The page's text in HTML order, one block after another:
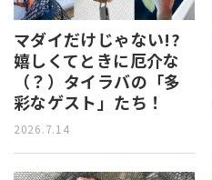
マダイだけじゃない!?
嬉しくてときに厄介な
（？）タイラバの「多
彩なゲスト」たち！
2026.7.14